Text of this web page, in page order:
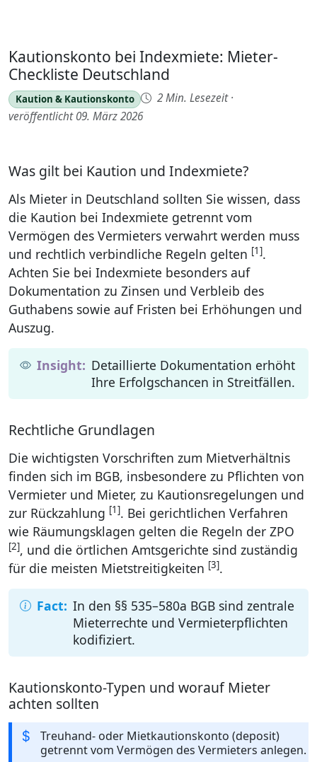
Kautionskonto bei Indexmiete: Mieter-
Checkliste Deutschland
Kaution & Kautionskonto 2 Min. Lesezeit ·
veröffentlicht 09. März 2026
Was gilt bei Kaution und Indexmiete?
Als Mieter in Deutschland sollten Sie wissen, dass
die Kaution bei Indexmiete getrennt vom
Vermögen des Vermieters verwahrt werden muss
und rechtlich verbindliche Regeln gelten [1].
Achten Sie bei Indexmiete besonders auf
Dokumentation zu Zinsen und Verbleib des
Guthabens sowie auf Fristen bei Erhöhungen und
Auszug.
Detaillierte Dokumentation erhöht
Ihre Erfolgschancen in Streitfällen.
Rechtliche Grundlagen
Die wichtigsten Vorschriften zum Mietverhältnis
finden sich im BGB, insbesondere zu Pflichten von
Vermieter und Mieter, zu Kautionsregelungen und
zur Rückzahlung [1]. Bei gerichtlichen Verfahren
wie Räumungsklagen gelten die Regeln der ZPO
[2], und die örtlichen Amtsgerichte sind zuständig
für die meisten Mietstreitigkeiten [3].
In den §§ 535–580a BGB sind zentrale
Mieterrechte und Vermieterpflichten
kodifiziert.
Kautionskonto-Typen und worauf Mieter
achten sollten
Treuhand- oder Mietkautionskonto (deposit)
getrennt vom Vermögen des Vermieters anlegen.